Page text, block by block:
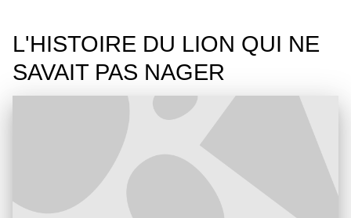
L'HISTOIRE DU LION QUI NE
SAVAIT PAS NAGER